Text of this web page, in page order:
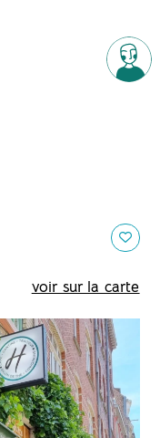
voir sur la carte